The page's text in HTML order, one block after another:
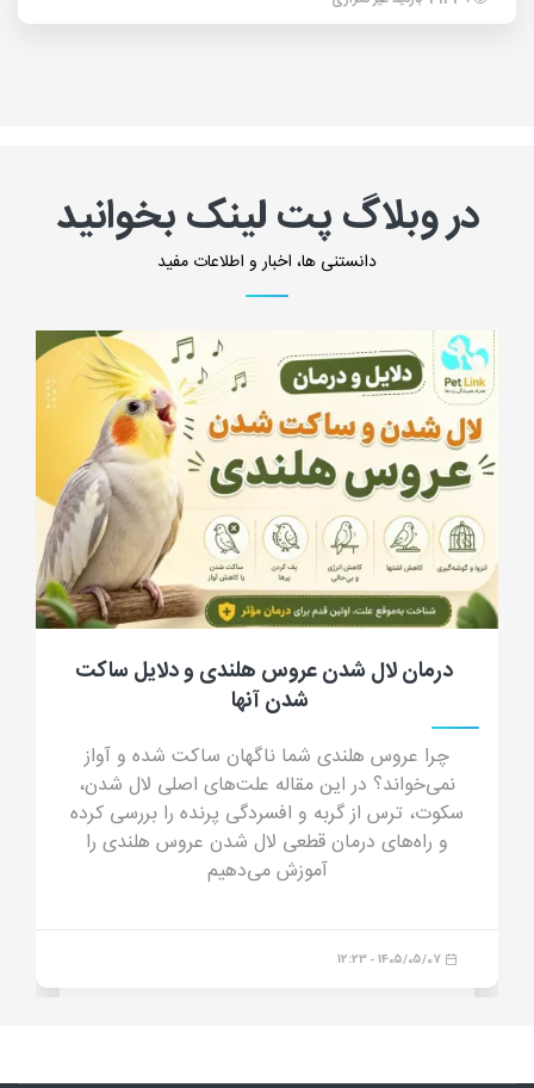
در وبلاگ پت لینک بخوانید
دانستنی ها، اخبار و اطلاعات مفید
جرب گوش گربه؛ علائم، علت، تشخیص، درمان
و پیشگیری از کنه گوش گربه
جرب گوش گربه چیست؟ در این مقاله جامع با علائم
جرب گوش (ترشحات شبیه پودر قهوه)، دلایل انتقال،
خطرات درمان خانگی و داروهای مدرن درمان قطعی
آشنا شوید.
1405/04/23 - 16:44